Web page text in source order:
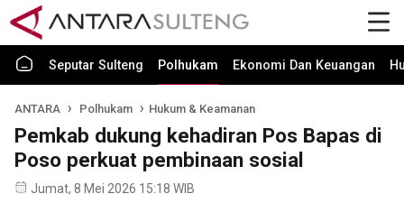
Seputar Sulteng Polhukam Ekonomi Dan Keuangan
ANTARA Polhukam Hukum & Keamanan
Pemkab dukung kehadiran Pos Bapas di
Poso perkuat pembinaan sosial
Jumat, 8 Mei 2026 15:18 WIB